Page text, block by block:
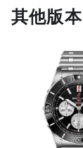
其他版本